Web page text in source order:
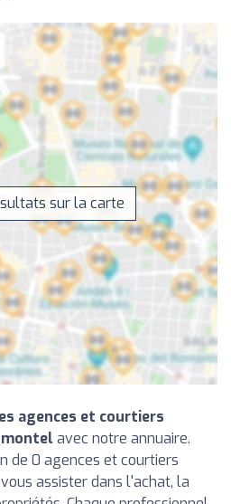
sur la carte
agences et courtiers
avec notre annuaire.
de 0 agences et courtiers
assister dans l'achat, la